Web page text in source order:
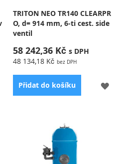
TRITON NEO TR140 CLEARPR
O, d= 914 mm, 6-ti cest. side
ventil
58 242,36 Kč
48 134,18 Kč
Přidat do košíku
Filtry TRITON NEO CP TR -
vyrobeny ze sklolaminátových
vláken, zesílené
polyesterovou vrstvou,